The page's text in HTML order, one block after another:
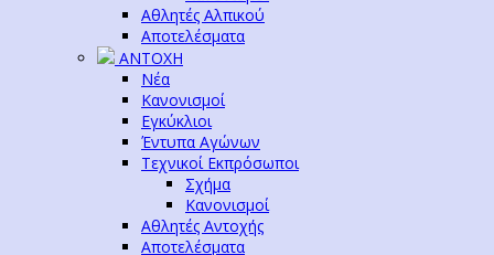
Αθλητές Αλπικού
Αποτελέσματα
ΑΝΤΟΧΗ
Νέα
Κανονισμοί
Εγκύκλιοι
Έντυπα Αγώνων
Τεχνικοί Εκπρόσωποι
Σχήμα
Κανονισμοί
Αθλητές Αντοχής
Αποτελέσματα